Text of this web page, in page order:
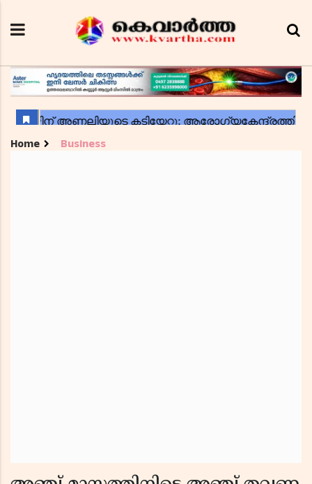
Home Business